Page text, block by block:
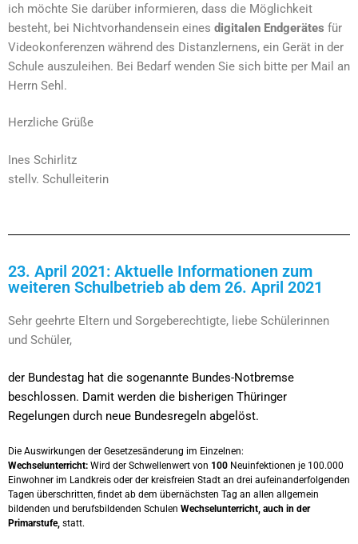
ich möchte Sie darüber informieren, dass die Möglichkeit
besteht, bei Nichtvorhandensein eines digitalen Endgerätes für
Videokonferenzen während des Distanzlernens, ein Gerät in der
Schule auszuleihen. Bei Bedarf wenden Sie sich bitte per Mail an
Herrn Sehl.
Herzliche Grüße
Ines Schirlitz
stellv. Schulleiterin
23. April 2021: Aktuelle Informationen zum
weiteren Schulbetrieb ab dem 26. April 2021
Sehr geehrte Eltern und Sorgeberechtigte, liebe Schülerinnen
und Schüler,
der Bundestag hat die sogenannte Bundes-Notbremse
beschlossen. Damit werden die bisherigen Thüringer
Regelungen durch neue Bundesregeln abgelöst.
Die Auswirkungen der Gesetzesänderung im Einzelnen:
Wechselunterricht: Wird der Schwellenwert von 100 Neuinfektionen je 100.000
Einwohner im Landkreis oder der kreisfreien Stadt an drei aufeinanderfolgenden
Tagen überschritten, findet ab dem übernächsten Tag an allen allgemein
bildenden und berufsbildenden Schulen Wechselunterricht, auch in der
Primarstufe, statt.